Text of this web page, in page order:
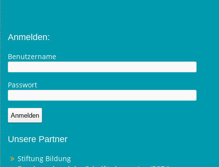
Anmelden:
Benutzername
Passwort
Unsere Partner
Stiftung Bildung